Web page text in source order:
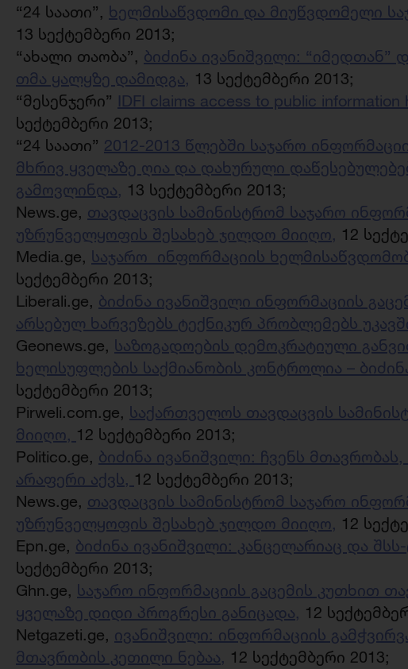
“24 საათი”, ხელმისაწვდომი და მიუწვდომელი
13 სექტემბერი 2013;
“ახალი თაობა”, ბიძინა ივანიშვილი: “იმედთან”
თმა ყალყზე დამიდგა, 13 სექტემბერი 2013;
“მესენჯერი” IDFI claims access to public information
სექტემბერი 2013;
“24 საათი” 2012-2013 წლებში საჯარო
მხრივ ყველაზე ღია და დახურული
გამოვლინდა, 13 სექტემბერი 2013;
News.ge, თავდაცვის სამინისტრომ საჯარო
უზრუნველყოფის შესახებ ჯილდო მიიღო, 12
Media.ge, საჯარო ინფორმაციის
სექტემბერი 2013;
Liberali.ge, ბიძინა ივანიშვილი ინფორმაციის
არსებულ ხარვეზებს ტექნიკურ პრობლემებს
Geonews.ge, საზოგადოების დემოკრატიული
ხელისუფლების საქმიანობის კონტროლია –
სექტემბერი 2013;
Pirweli.com.ge, საქართველოს თავდაცვის
მიიღო, 12 სექტემბერი 2013;
Politico.ge, ბიძინა ივანიშვილი: ჩვენს
არაფერი აქვს, 12 სექტემბერი 2013;
News.ge, თავდაცვის სამინისტრომ საჯარო
უზრუნველყოფის შესახებ ჯილდო მიიღო, 12
Epn.ge, ბიძინა ივანიშვილი: კანცელარიაც და
სექტემბერი 2013;
Ghn.ge, საჯარო ინფორმაციის გაცემის კუთხით
ყველაზე დიდი პროგრესი განიცადა, 12
Netgazeti.ge, ივანიშვილი: ინფორმაციის
მთავრობის კეთილი ნებაა, 12 სექტემბერი 2013;